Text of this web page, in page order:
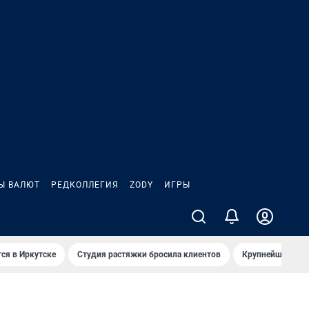
ВАЛЮТ РЕДКОЛЛЕГИЯ ZODY ИГРЫ
в Иркутске Студия растяжки бросила клиентов Крупнейшие